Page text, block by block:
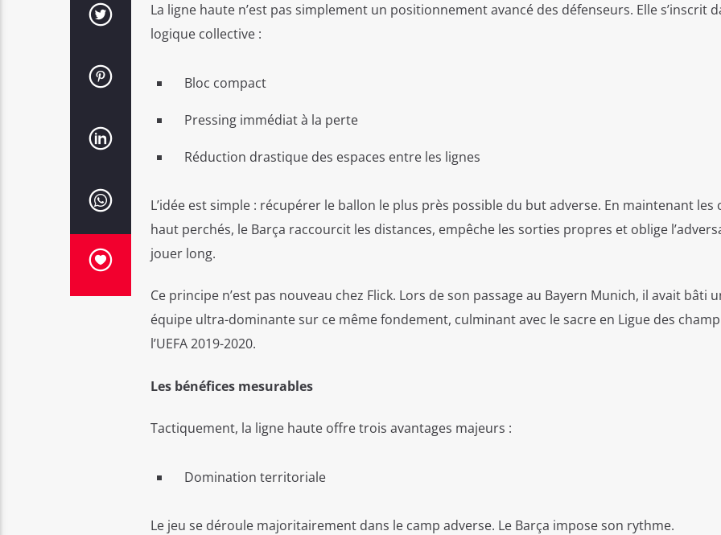
La ligne haute n’est pas simplement un positionnement avancé des défenseurs. Elle s’inscrit
logique collective :
Bloc compact
Pressing immédiat à la perte
Réduction drastique des espaces entre les lignes
L’idée est simple : récupérer le ballon le plus près possible du but adverse. En maintenant les
haut perchés, le Barça raccourcit les distances, empêche les sorties propres et oblige
jouer long.
Ce principe n’est pas nouveau chez Flick. Lors de son passage au Bayern Munich, il avait bâti
équipe ultra-dominante sur ce même fondement, culminant avec le sacre en Ligue des
l’UEFA 2019-2020.
Les bénéfices mesurables
Tactiquement, la ligne haute offre trois avantages majeurs :
Domination territoriale
Le jeu se déroule majoritairement dans le camp adverse. Le Barça impose son rythme.